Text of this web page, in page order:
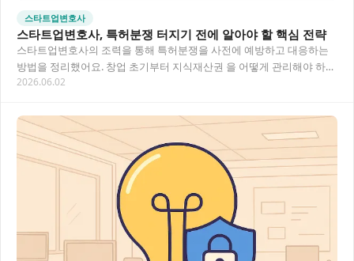
스타트업변호사
스타트업변호사, 특허분쟁 터지기 전에 알아야 할 핵심 전략
스타트업변호사의 조력을 통해 특허분쟁을 사전에 예방하고 대응하는
방법을 정리했어요. 창업 초기부터 지식재산권 을 어떻게 관리해야 하는
지, 실제 분쟁이 발생했을 때 어떤 절차가 진행…
2026.06.02